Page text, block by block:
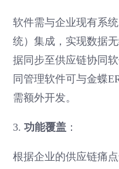
软件需与企业现有系
统）集成，实现数据
据同步至供应链协同
同管理软件可与金蝶
需额外开发。
3.功能覆盖 ：
根据企业的供应链痛